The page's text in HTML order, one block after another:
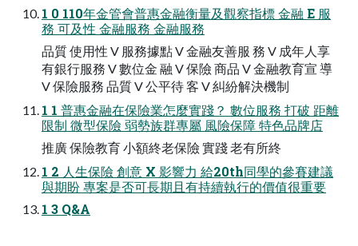
1 0 110年金管會普惠金融衡量及觀察指標 金融 E 服
務 可及性 金融服務 金融服務
品質 使用性 V 服務據點 V 金融友善服 務 V 成年人享
有銀行服務 V 數位金 融 V 保險 商品 V 金融教育宣 導
V 保險服務 品質 V 公平待 客 V 糾紛解決機制
1 1 普惠金融在保險業怎麼實踐？ 數位服務 打破 距離
限制 微型保險 弱勢族群專屬 風險保障 特色品牌店
推廣 保險教育 小額終老保險 實踐 老有所終
1 2 人生保險 創意 X 影響力 給20th同學的參賽建議
與期盼 專案是否可長期且有持續執行的價值很重要
1 3 Q&A